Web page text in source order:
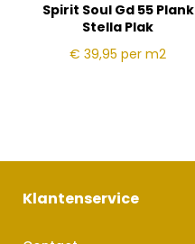
Spirit Soul Gd 55 Plank
Stella Plak
€ 39,95per m2
Klantenservice